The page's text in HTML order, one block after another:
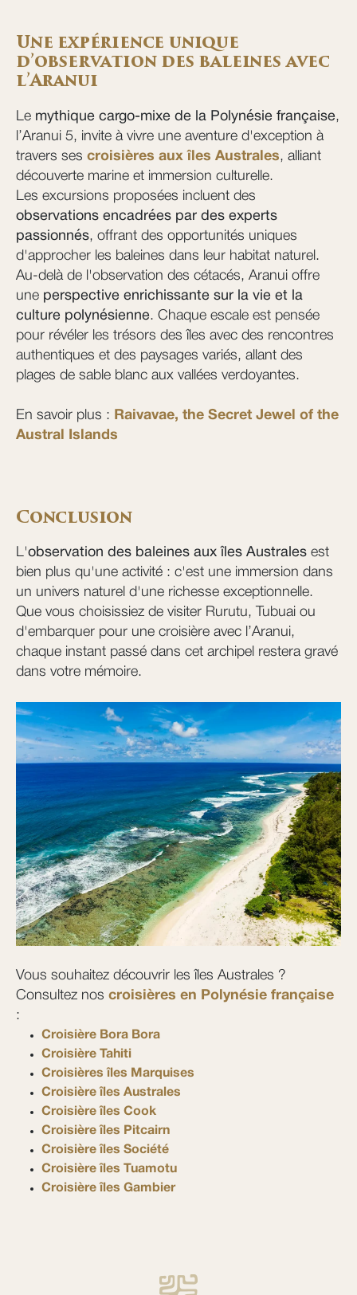
Une expérience unique
d’observation des baleines avec
l’Aranui
Le mythique cargo-mixe de la Polynésie française,
l’Aranui 5, invite à vivre une aventure d'exception à
travers ses croisières aux îles Australes, alliant
découverte marine et immersion culturelle.
Les excursions proposées incluent des
observations encadrées par des experts
passionnés, offrant des opportunités uniques
d'approcher les baleines dans leur habitat naturel.
Au-delà de l'observation des cétacés, Aranui offre
une perspective enrichissante sur la vie et la
culture polynésienne. Chaque escale est pensée
pour révéler les trésors des îles avec des rencontres
authentiques et des paysages variés, allant des
plages de sable blanc aux vallées verdoyantes.
En savoir plus :
Raivavae, the Secret Jewel of the
Austral Islands
Conclusion
L'observation des baleines aux îles Australes est
bien plus qu'une activité : c'est une immersion dans
un univers naturel d'une richesse exceptionnelle.
Que vous choisissiez de visiter Rurutu, Tubuai ou
d'embarquer pour une croisière avec l’Aranui,
chaque instant passé dans cet archipel restera gravé
dans votre mémoire.
Vous souhaitez découvrir les îles Australes ?
Consultez nos croisières en Polynésie française
:
Croisière Bora Bora
Croisière Tahiti
Croisières îles Marquises
Croisière îles Australes
Croisière îles Cook
Croisière îles Pitcairn
Croisière îles Société
Croisière îles Tuamotu
Croisière îles Gambier